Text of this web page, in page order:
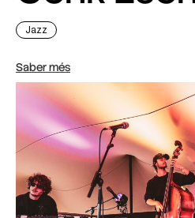
Jazz
Saber més